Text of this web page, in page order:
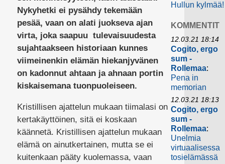
Nykyhetki ei pysähdy tekemään
pesää, vaan on alati juokseva ajan
virta, joka saapuu tulevaisuudesta
sujahtaakseen historiaan kunnes
viimeinenkin elämän hiekanjyvänen
on kadonnut ahtaan ja ahnaan portin
kiskaisemana tuonpuoleiseen.
Kristillisen ajattelun mukaan tiimalasi on
kertakäyttöinen, sitä ei koskaan
käännetä. Kristillisen ajattelun mukaan
elämä on ainutkertainen, mutta se ei
kuitenkaan pääty kuolemassa, vaan
Hullun kylmää!
KOMMENTIT
12.03.21 18:14
Cogito, ergo
sum -
Rollemaa:
Pena in
memorian
12.03.21 18:13
Cogito, ergo
sum -
Rollemaa:
Unelmia
virtuaalisessa
tosielämässä